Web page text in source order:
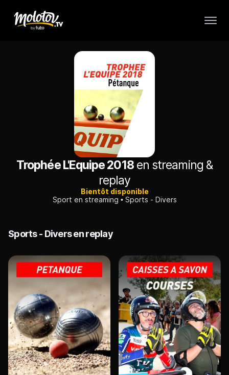
Trophée L'Equipe 2018en streaming &
replay
Bientôt disponible
Sport en streaming
Sports - Divers
Sports - Divers en replay